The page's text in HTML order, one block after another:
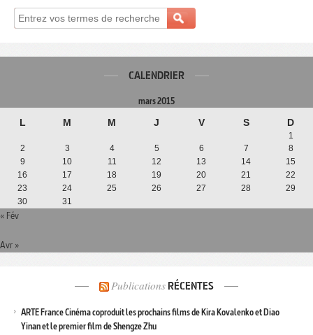
CALENDRIER
mars 2015
L M M J V S D
1
2
3 4 5 6 7
8
9
10 11 12 13 14
15
16
17 18 19 20 21
22
23
24 25 26 27 28
29
30
31
« Fév
Avr »
Publications RÉCENTES
ARTE France Cinéma coproduit les prochains films de Kira Kovalenko et Diao
Yinan et le premier film de Shengze Zhu